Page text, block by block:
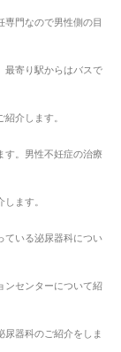
専門なので男性側の目
最寄り駅からはバスで
介します。
す。男性不妊症の治療
ます。
ている泌尿器科につい
ンセンターについて紹
器科のご紹介をしま